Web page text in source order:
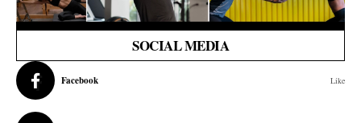
SOCIAL MEDIA
Facebook Like